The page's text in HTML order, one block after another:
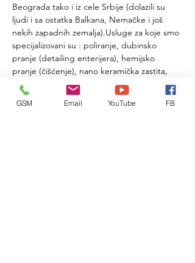
Beograda tako i iz cele Srbije (dolazili su
ljudi i sa ostatka Balkana, Nemačke i još
nekih zapadnih zemalja).Usluge za koje smo
specijalizovani su : poliranje, dubinsko
pranje (detailing enterijera), hemijsko
pranje (čišćenje), nano keramička zastita,
grafenska zaštita,ppf zaštita (zaštitne
providne folije). Učiničemo da Vaš
automobil izgleda lepse nego kada je
GSM Email YouTube FB